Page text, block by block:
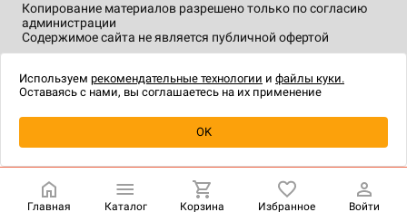
Купить| 3 080 ₽
Копирование материалов разрешено только по согласию
администрации
Содержимое сайта не является публичной офертой
технологии.
Главная Каталог Корзина Избранное Войти
Используем рекомендательные технологии и файлы куки.
Оставаясь с нами, вы соглашаетесь на их применение
OK